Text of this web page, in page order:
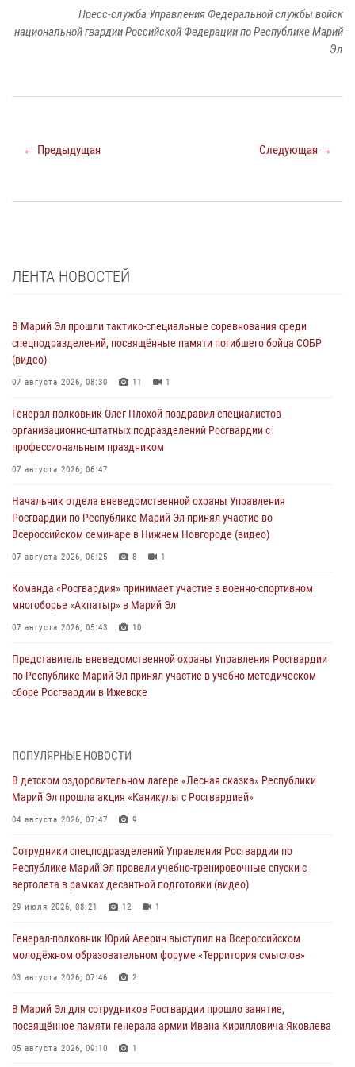
Пресс-служба Управления Федеральной службы войск
национальной гвардии Российской Федерации по Республике Марий
Эл
← Предыдущая Следующая →
ЛЕНТА НОВОСТЕЙ
В Марий Эл прошли тактико-специальные соревнования среди
спецподразделений, посвящённые памяти погибшего бойца СОБР
(видео)
07 августа 2026, 08:30 11 1
Генерал-полковник Олег Плохой поздравил специалистов
организационно-штатных подразделений Росгвардии с
профессиональным праздником
07 августа 2026, 06:47
Начальник отдела вневедомственной охраны Управления
Росгвардии по Республике Марий Эл принял участие во
Всероссийском семинаре в Нижнем Новгороде (видео)
07 августа 2026, 06:25 8 1
Команда «Росгвардия» принимает участие в военно-спортивном
многоборье «Акпатыр» в Марий Эл
07 августа 2026, 05:43 10
Представитель вневедомственной охраны Управления Росгвардии
по Республике Марий Эл принял участие в учебно-методическом
сборе Росгвардии в Ижевске
провели более 90 проверок мест хранения гражданского оружия
06 августа 2026, 08:00
В Марий Эл сотрудники вневедомственной охраны Росгвардии за
05 августа 2026, 09:44
В Марий Эл для сотрудников Росгвардии прошло занятие,
посвящённое памяти генерала армии Ивана Кирилловича Яковлева
В детском оздоровительном лагере «Лесная сказка» Республики
Марий Эл прошла акция «Каникулы с Росгвардией»
Сотрудники Центра лицензионно-разрешительной работы
Управления Росгвардии по Республике Марий Эл приняли участие в
ПОПУЛЯРНЫЕ НОВОСТИ
В детском оздоровительном лагере «Лесная сказка» Республики
Марий Эл прошла акция «Каникулы с Росгвардией»
04 августа 2026, 07:47 9
Сотрудники спецподразделений Управления Росгвардии по
Республике Марий Эл провели учебно-тренировочные спуски с
вертолета в рамках десантной подготовки (видео)
29 июля 2026, 08:21 12 1
Генерал-полковник Юрий Аверин выступил на Всероссийском
молодёжном образовательном форуме «Территория смыслов»
03 августа 2026, 07:46 2
В Марий Эл для сотрудников Росгвардии прошло занятие,
посвящённое памяти генерала армии Ивана Кирилловича Яковлева
05 августа 2026, 09:10 1